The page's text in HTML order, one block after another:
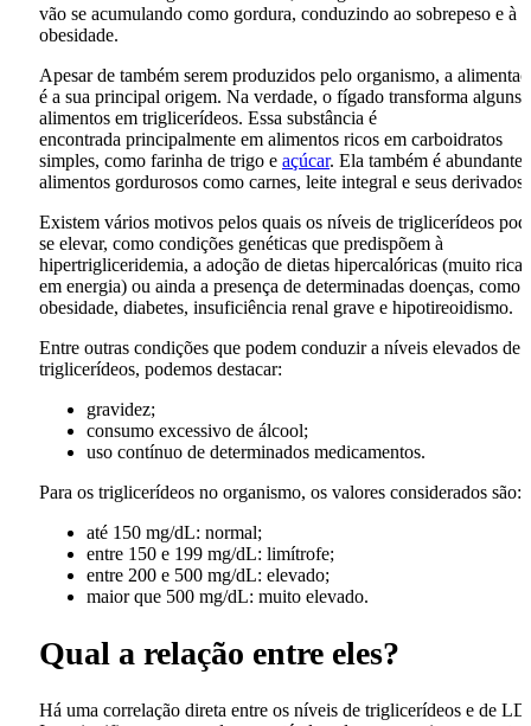
vão se acumulando como gordura, conduzindo ao sobrepeso e à
obesidade.
Apesar de também serem produzidos pelo organismo, a
é a sua principal origem. Na verdade, o fígado transforma alguns
alimentos em triglicerídeos. Essa substância é
encontrada principalmente em alimentos ricos em carboidratos
simples, como farinha de trigo e açúcar. Ela também é abundante
alimentos gordurosos como carnes, leite integral e seus derivados.
Existem vários motivos pelos quais os níveis de triglicerídeos
se elevar, como condições genéticas que predispõem à
hipertrigliceridemia, a adoção de dietas hipercalóricas (muito ricas
em energia) ou ainda a presença de determinadas doenças, como
obesidade, diabetes, insuficiência renal grave e hipotireoidismo.
Entre outras condições que podem conduzir a níveis elevados de
triglicerídeos, podemos destacar:
gravidez;
consumo excessivo de álcool;
uso contínuo de determinados medicamentos.
Para os triglicerídeos no organismo, os valores considerados são:
até 150 mg/dL: normal;
entre 150 e 199 mg/dL: limítrofe;
entre 200 e 500 mg/dL: elevado;
maior que 500 mg/dL: muito elevado.
Qual a relação entre eles?
Há uma correlação direta entre os níveis de triglicerídeos e de